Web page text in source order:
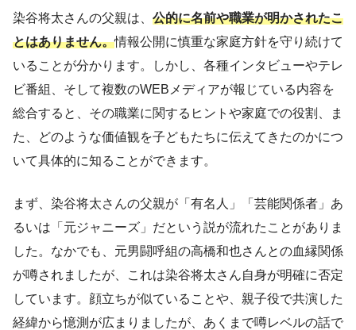
染谷将太さんの父親は、 公的に名前や職業が明かされたこ
とはありません。情報公開に慎重な家庭方針を守り続けて
いることが分かります。しかし、各種インタビューやテレ
ビ番組、そして複数のWEBメディアが報じている内容を
総合すると、その職業に関するヒントや家庭での役割、ま
た、どのような価値観を子どもたちに伝えてきたのかにつ
いて具体的に知ることができます。
まず、染谷将太さんの父親が「有名人」「芸能関係者」あ
るいは「元ジャニーズ」だという説が流れたことがありま
した。なかでも、元男闘呼組の高橋和也さんとの血縁関係
が噂されましたが、これは染谷将太さん自身が明確に否定
しています。顔立ちが似ていることや、親子役で共演した
経緯から憶測が広まりましたが、あくまで噂レベルの話で